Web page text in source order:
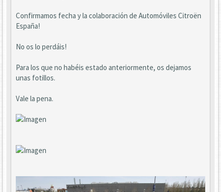
Confirmamos fecha y la colaboración de Automóviles Citroën
España!
No os lo perdáis!
Para los que no habéis estado anteriormente, os dejamos
unas fotillos.
Vale la pena.